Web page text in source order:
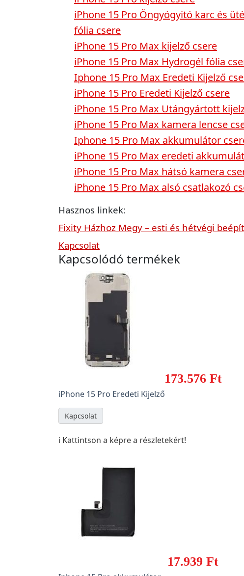
iPhone 15 Pro Öngyógyitó karc és
fólia csere
iPhone 15 Pro Max kijelző csere
iPhone 15 Pro Max Hydrogél fólia
Iphone 15 Pro Max Eredeti Kijelző
iPhone 15 Pro Eredeti Kijelző csere
iPhone 15 Pro Max Utángyártott
iPhone 15 Pro Max kamera lencse
Iphone 15 Pro Max akkumulátor
iPhone 15 Pro Max eredeti
iPhone 15 Pro Max hátsó kamera
iPhone 15 Pro Max alsó csatlakozó
Hasznos linkek:
Fixity Házhoz Megy – esti és hétvégi
Kapcsolat
Kapcsolódó termékek
173.576 Ft
iPhone 15 Pro Eredeti Kijelző
Kapcsolat
ℹ️ Kattintson a képre a részletekért!
17.939 Ft